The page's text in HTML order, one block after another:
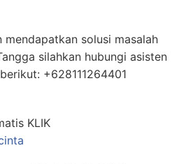
mendapatkan solusi masalah
silahkan hubungi asisten
+628111264401
KLIK